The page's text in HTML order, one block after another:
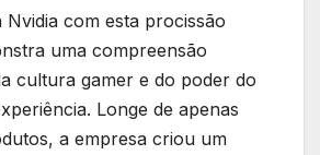
Nvidia com esta procissão
uma compreensão
cultura gamer e do poder do
Longe de apenas
a empresa criou um